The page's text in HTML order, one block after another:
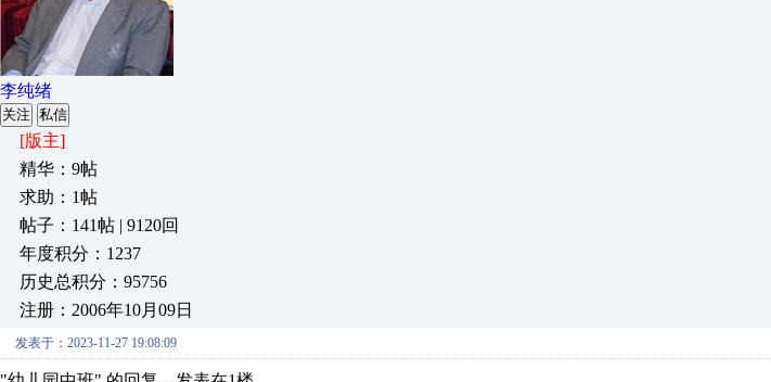
李纯绪
关注 私信
[版主]
精华：9帖
求助：1帖
帖子：141帖 | 9120回
年度积分：1237
历史总积分：95756
注册：2006年10月09日
发表于：2023-11-27 19:08:09